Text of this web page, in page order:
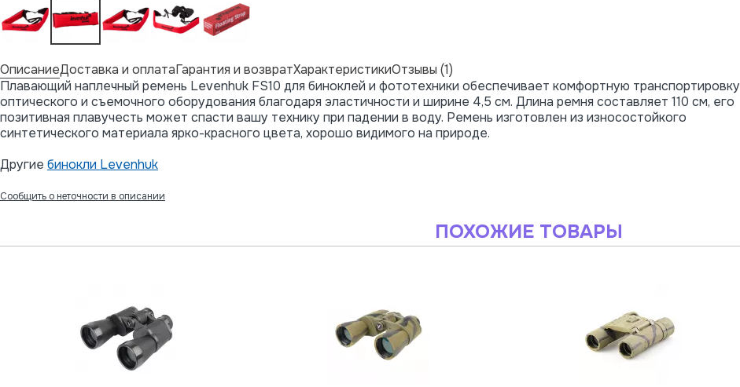
ОписаниеДоставка и оплатаГарантия и возвратХарактеристикиОтзывы (1)
Плавающий наплечный ремень Levenhuk FS10 для биноклей и фототехники обеспечивает комфортную транспортировку
оптического и съемочного оборудования благодаря эластичности и ширине 4,5 см. Длина ремня составляет 110 см, его
позитивная плавучесть может спасти вашу технику при падении в воду. Ремень изготовлен из износостойкого
синтетического материала ярко-красного цвета, хорошо видимого на природе.
Другие бинокли Levenhuk
Сообщить о неточности в описании
ПОХОЖИЕ ТОВАРЫ